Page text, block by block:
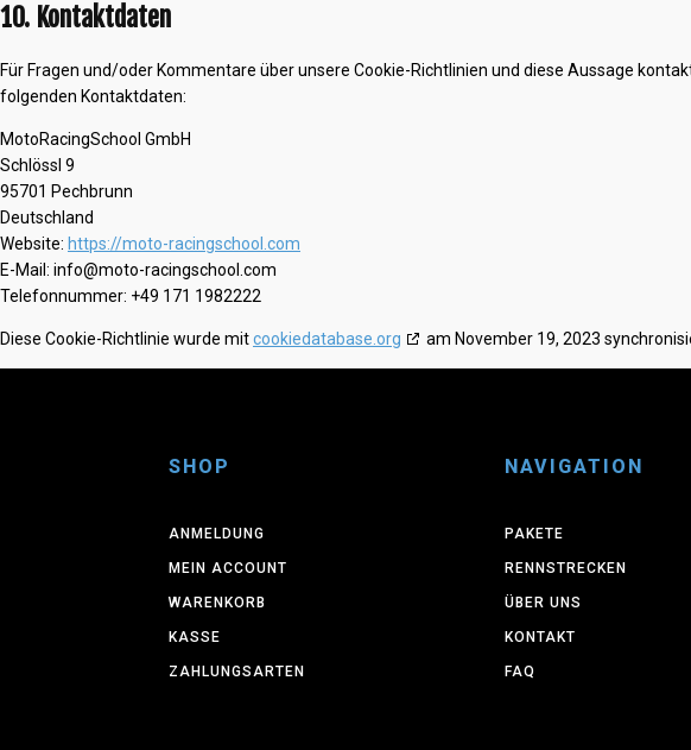
10. Kontaktdaten
Für Fragen und/oder Kommentare über unsere Cookie-Richtlinien und diese Aussage
folgenden Kontaktdaten:
MotoRacingSchool GmbH
Schlössl 9
95701 Pechbrunn
Deutschland
Website: https://moto-racingschool.com
E-Mail: info@moto-racingschool.com
Telefonnummer: +49 171 1982222
Diese Cookie-Richtlinie wurde mitcookiedatabase.org am November 19, 2023
SHOP
ANMELDUNG
MEIN ACCOUNT
WARENKORB
KASSE
ZAHLUNGSARTEN
NAVIGATION
PAKETE
RENNSTRECKEN
ÜBER UNS
KONTAKT
FAQ